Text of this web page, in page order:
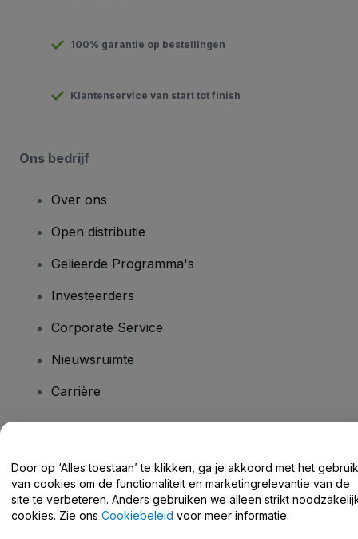
100% garantie op bestellingen
Klantenservice van start tot finish
Ons bedrijf
Over ons
Open distributie
Gelieerde Programma's
Investeerders
Corporate Service
Nieuwsruimte
Carrière
Helpcentrum / Neem Contact Met Ons Op
Door op ‘Alles toestaan’ te klikken, ga je akkoord met het gebruik
van cookies om de functionaliteit en marketingrelevantie van de
site te verbeteren. Anders gebruiken we alleen strikt
cookies. Zie ons Cookiebeleid voor meer informatie.